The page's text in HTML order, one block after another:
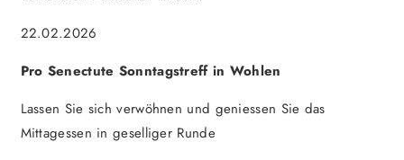
22.02.2026
Pro Senectute Sonntagstreff in Wohlen
Lassen Sie sich verwöhnen und geniessen Sie das
Mittagessen in geselliger Runde